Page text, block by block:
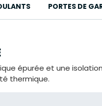
PORTES DE
épurée et une
thermique.